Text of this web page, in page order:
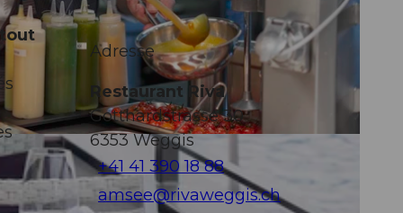
Adresse
Restaurant Riva
Gotthardstrasse 30
6353Weggis
+41 41 390 18 88
amsee@rivaweggis.ch